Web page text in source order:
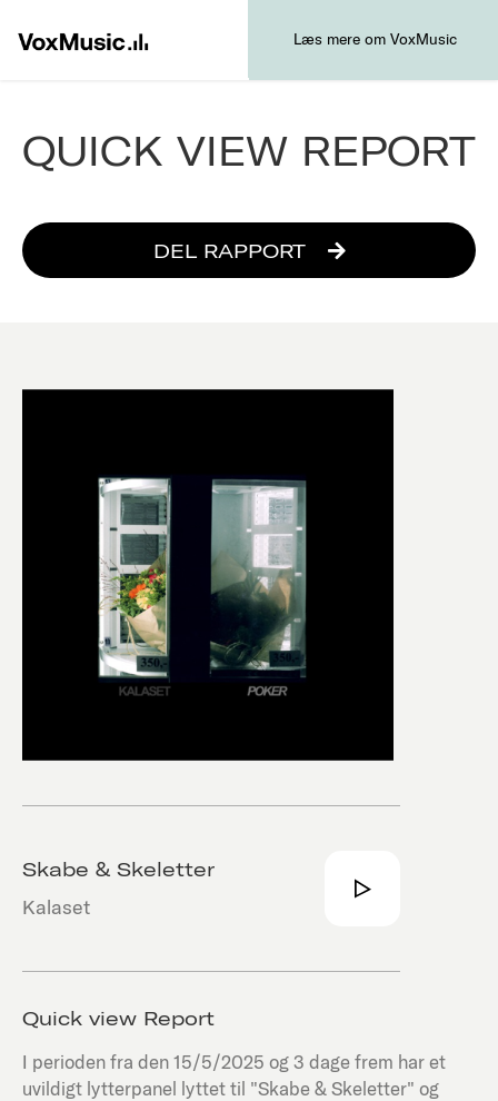
Læs mere om VoxMusic
QUICK VIEW REPORT
DEL RAPPORT
Skabe & Skeletter
Kalaset
Quick view Report
I perioden fra den15/5/2025 og 3 dage frem har et
uvildigt lytterpanel lyttet til "Skabe & Skeletter" og